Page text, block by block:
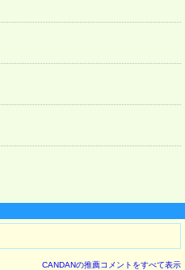
CANDANの推薦コメントをすべて表示